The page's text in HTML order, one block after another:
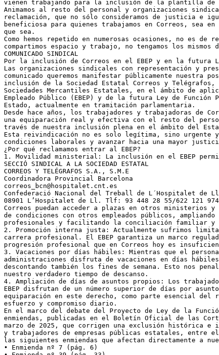
vienen trabajando para la inclusión de la plantilla de
Animamos al resto del personal y organizaciones
reclamación, que no sólo consideramos de justicia e
beneficiosa para quienes trabajamos en Correos, sea
que sea.
Como hemos repetido en numerosas ocasiones, no es de
compartimos espacio y trabajo, no tengamos los mismos
COMUNICADO SINDICAL
Por la inclusión de Correos en el EBEP y en la futura
Las organizaciones sindicales con representación y
comunicado queremos manifestar públicamente
inclusión de la Sociedad Estatal Correos y
Sociedades Mercantiles Estatales, en el ámbito de
Empleado Público (EBEP) y de la futura Ley de
Estado, actualmente en tramitación parlamentaria.
Desde hace años, los trabajadores y trabajadoras de
una equiparación real y efectiva con el resto del
través de nuestra inclusión plena en el ámbito del
Esta reivindicación no es solo legítima, sino urgente
condiciones laborales y avanzar hacia una mayor
¿Por qué reclamamos entrar al EBEP?
1. Movilidad ministerial: La inclusión en el EBEP
SECCIÓ SINDICAL A LA SOCIEDAD ESTATAL
CORREOS Y TELÉGRAFOS S.A., S.M.E
Coordinadora Provincial Barcelona
correos_bcn@hospitalet.cnt.es
Confederació Nacional del Treball de L´Hospitalet de
08901 L’Hospitalet de Ll. Tlf: 93 448 28 55/622 121
Correos puedan acceder a plazas en otros ministerios
de condiciones con otros empleados públicos, ampliando
profesionales y facilitando la conciliación familiar y
2. Promoción interna justa: Actualmente sufrimos
carrera profesional. El EBEP garantiza un marco
progresión profesional que en Correos hoy es
3. Vacaciones por días hábiles: Mientras que el
administraciones disfruta de vacaciones en días
descontando también los fines de semana. Esto nos
nuestro verdadero tiempo de descanso.
4. Ampliación de días de asuntos propios: Los
EBEP disfrutan de un número superior de días por
equiparación en este derecho, como parte esencial del
esfuerzo y compromiso diario.
En el marco del debate del Proyecto de Ley de la
enmiendas, publicadas en el Boletín Oficial de las
marzo de 2025, que corrigen una exclusión histórica
y trabajadores de empresas públicas estatales, entre
las siguientes enmiendas que afectan directamente a
• Enmienda nº 7 (pág. 6)